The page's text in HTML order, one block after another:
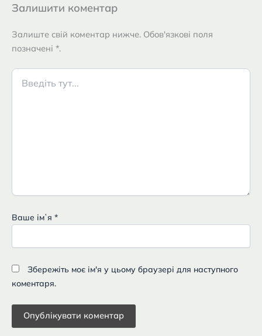
Залишити коментар
Залиште свій коментар нижче. Обов'язкові поля
позначені *.
Введіть
тут...
Ваше імʼя *
Збережіть моє ім'я у цьому браузері для наступного
коментаря.